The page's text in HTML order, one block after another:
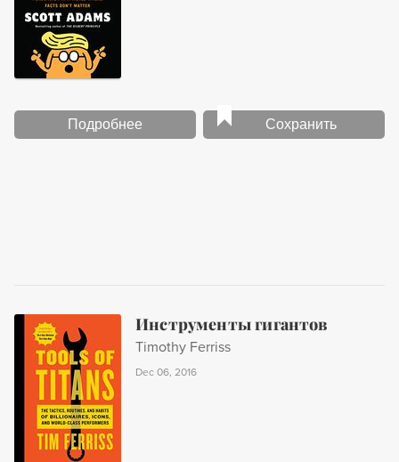
Подробнее Сохранить
Инструменты гигантов
Timothy Ferriss
Dec 06, 2016